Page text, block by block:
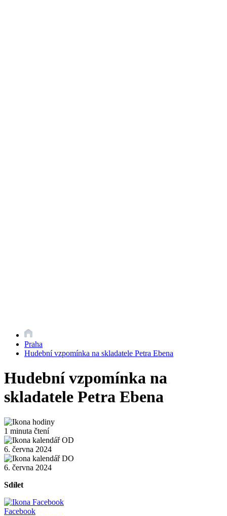
Praha
Hudební vzpomínka na skladatele Petra Ebena
Hudební vzpomínka na
skladatele Petra Ebena
1 minuta čtení
6. června 2024
6. června 2024
Sdílet
Facebook